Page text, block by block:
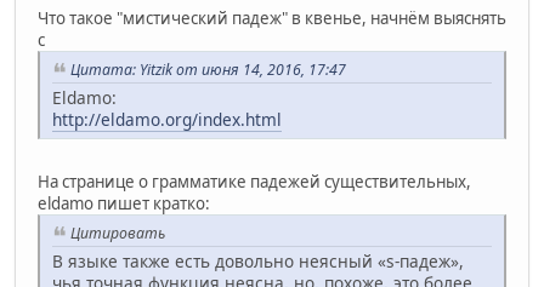
Что такое "мистический падеж" в квенье, начнём выяснять
с
Цитата: Yitzik от июня 14, 2016, 17:47
Eldamo:
http://eldamo.org/index.html
На странице о грамматике падежей существительных,
eldamo пишет кратко:
Цитировать
В языке также есть довольно неясный «s-падеж»,